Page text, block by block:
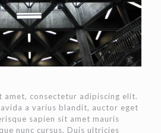
amet, consectetur adipiscing elit.
a varius blandit, auctor eget
sapien sit amet mauris
nunc cursus. Duis ultricies